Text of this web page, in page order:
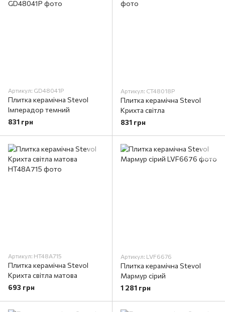
Артикул: GD48041P
Плитка керамічна Stevol
Імперадор темний
831 грн
Артикул: CT48018P
Плитка керамічна Stevol
Крихта світла
831 грн
Артикул: HT48A715
Плитка керамічна Stevol
Крихта світла матова
693 грн
Артикул: LVF6676
Плитка керамічна Stevol
Мармур сірий
1 281 грн